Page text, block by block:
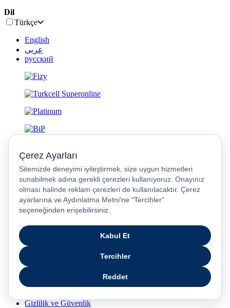
Dil
Türkçe
English
عربى
русский
Gizlilik ve Güvenlik